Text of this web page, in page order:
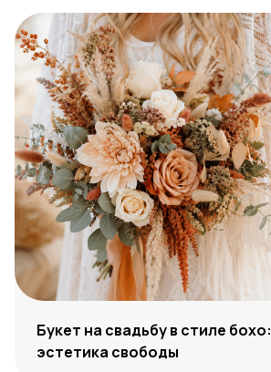
Букет на свадьбу в стиле бохо:
эстетика свободы